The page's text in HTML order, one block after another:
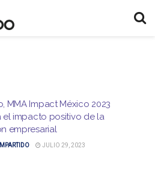
MMA Impact México 2023
el impacto positivo de la
empresarial
JULIO 29, 2023